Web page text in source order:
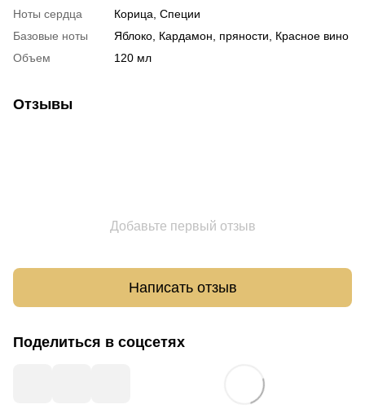
Ноты сердца
Корица, Специи
Базовые ноты
Яблоко, Кардамон, пряности, Красное вино
Объем
120 мл
Отзывы
Добавьте первый отзыв
Написать отзыв
Поделиться в соцсетях